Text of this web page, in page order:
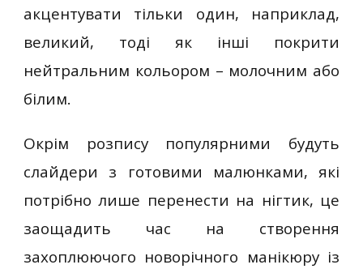
акцентувати тільки один, наприклад,
великий, тоді як інші покрити
нейтральним кольором – молочним або
білим.
Окрім розпису популярними будуть
слайдери з готовими малюнками, які
потрібно лише перенести на нігтик, це
заощадить час на створення
захоплюючого новорічного манікюру із